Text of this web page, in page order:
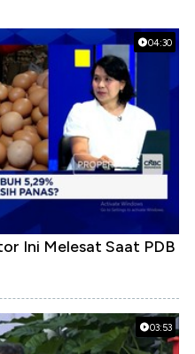
04:30
Ini Melesat Saat PDB
03:53